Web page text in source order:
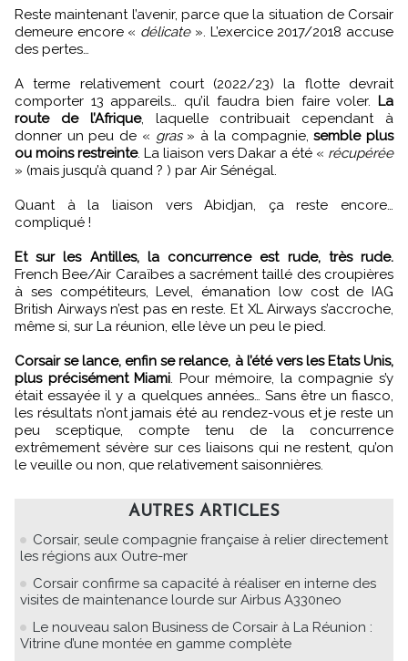
Reste maintenant l’avenir, parce que la situation de Corsair
demeure encore « délicate ». L’exercice 2017/2018 accuse
des pertes…
A terme relativement court (2022/23) la flotte devrait
comporter 13 appareils… qu’il faudra bien faire voler. La
route de l’Afrique, laquelle contribuait cependant à
donner un peu de « gras» à la compagnie,semble plus
ou moins restreinte. La liaison vers Dakar a été « récupérée
» (mais jusqu’à quand ? ) par Air Sénégal.
Quant à la liaison vers Abidjan, ça reste encore…
compliqué !
Et sur les Antilles, la concurrence est rude, très rude.
French Bee/Air Caraïbes a sacrément taillé des croupières
à ses compétiteurs, Level, émanation low cost de IAG
British Airways n’est pas en reste. Et XL Airways s’accroche,
même si, sur La réunion, elle lève un peu le pied.
Corsair se lance, enfin se relance, à l’été vers les Etats Unis,
plus précisément Miami. Pour mémoire, la compagnie s’y
était essayée il y a quelques années… Sans être un fiasco,
les résultats n’ont jamais été au rendez-vous et je reste un
peu sceptique, compte tenu de la concurrence
extrêmement sévère sur ces liaisons qui ne restent, qu’on
le veuille ou non, que relativement saisonnières.
AUTRES ARTICLES
Corsair, seule compagnie française à relier directement
les régions aux Outre-mer
Corsair confirme sa capacité à réaliser en interne des
visites de maintenance lourde sur Airbus A330neo
Le nouveau salon Business de Corsair à La Réunion :
Vitrine d’une montée en gamme complète